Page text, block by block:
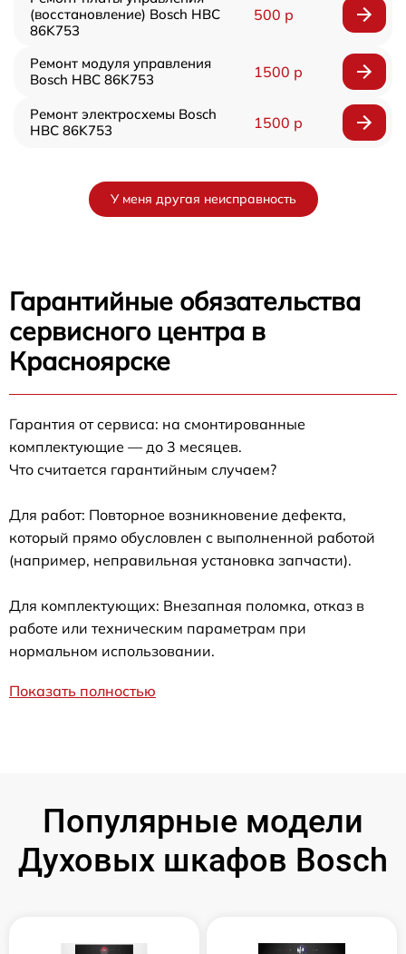
(восстановление) Bosch HBC
86K753
500 р
Ремонт модуля управления
Bosch HBC 86K753
1500 р
Ремонт электросхемы Bosch
HBC 86K753
1500 р
У меня другая неисправность
Гарантийные обязательства
сервисного центра в
Красноярске
Гарантия от сервиса: на смонтированные
комплектующие — до 3 месяцев.
Что считается гарантийным случаем?
Для работ: Повторное возникновение дефекта,
который прямо обусловлен с выполненной работой
(например, неправильная установка запчасти).
Для комплектующих: Внезапная поломка, отказ в
работе или техническим параметрам при
нормальном использовании.
Показать полностью
Популярные модели
Духовых шкафов Bosch